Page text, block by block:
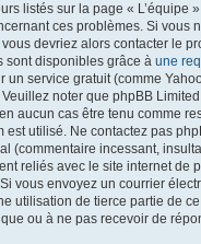
listés sur la page « L’équipe
ces problèmes. Si vous
devriez alors contacter le
sont disponibles grâce à une
un service gratuit (comme
noter que phpBB
aucun cas être tenu comme
est utilisé. Ne contactez pas
(commentaire incessant,
reliés avec le site internet de
vous envoyez un courrier
utilisation de tierce partie de
ou à ne pas recevoir de